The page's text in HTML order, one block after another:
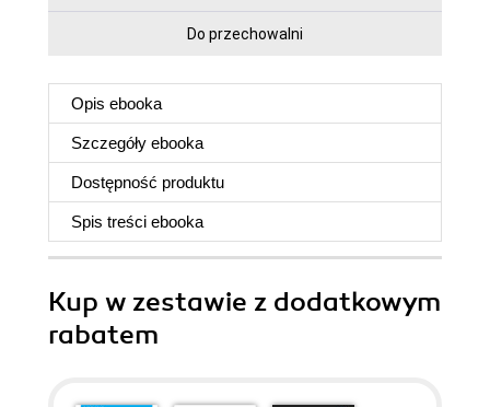
Do przechowalni
Opis ebooka
Szczegóły ebooka
Dostępność produktu
Spis treści ebooka
Kup w zestawie z dodatkowym
rabatem